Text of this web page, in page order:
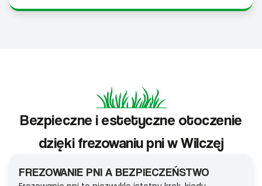
Bezpieczne i estetyczne otoczenie
dzięki frezowaniu pni w Wilczej
FREZOWANIE PNI A BEZPIECZEŃSTWO